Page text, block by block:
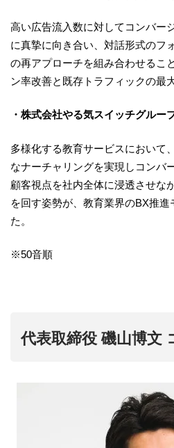
高い広告流入数に対してコンバー
に真摯に向き合い、対話形式のフ
の再アプローチを組み合わせるこ
ン率改善と既存トラフィックの最
・株式会社やる気スイッチグルー
多様化する教育サービスにおいて
なナーチャリングを実現しコンバ
顧客視点を社内全体に浸透させな
を回す姿勢が、教育業界のBX推
た。
※50音順
代表取締役 磯山博文